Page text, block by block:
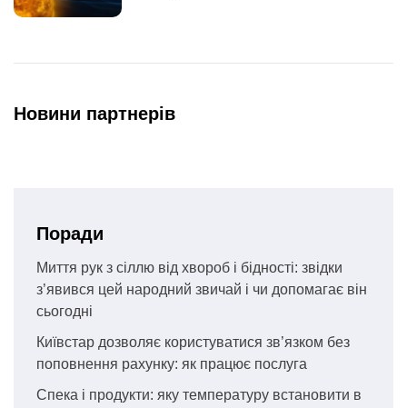
Новини партнерів
Поради
Миття рук з сіллю від хвороб і бідності: звідки
з’явився цей народний звичай і чи допомагає він
сьогодні
Київстар дозволяє користуватися зв’язком без
поповнення рахунку: як працює послуга
Спека і продукти: яку температуру встановити в